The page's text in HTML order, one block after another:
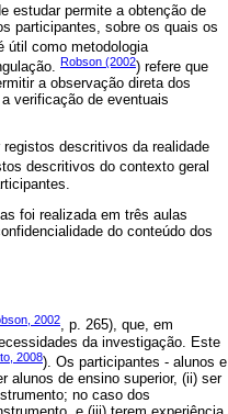
estudar permite a obtenção de
participantes, sobre os quais os
útil como metodologia
Robson (2002) refere que
a observação direta dos
verificação de eventuais
descritivos da realidade
descritivos do contexto geral
foi realizada em três aulas
do conteúdo dos
2002, p. 265), que, em
da investigação. Este
2008). Os participantes - alunos e
alunos de ensino superior, (ii) ser
no caso dos